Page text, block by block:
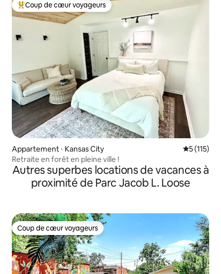
Coups de cœur voyageurs les plus appréciés
Coup de cœur voyageurs
Appartement ⋅ Kansas City Évaluation
5 (115)
Retraite en forêt en pleine ville !
Autres superbes locations de vacances à
proximité de Parc Jacob L. Loose
Coup de cœur voyageurs
Coup de cœur voyageurs